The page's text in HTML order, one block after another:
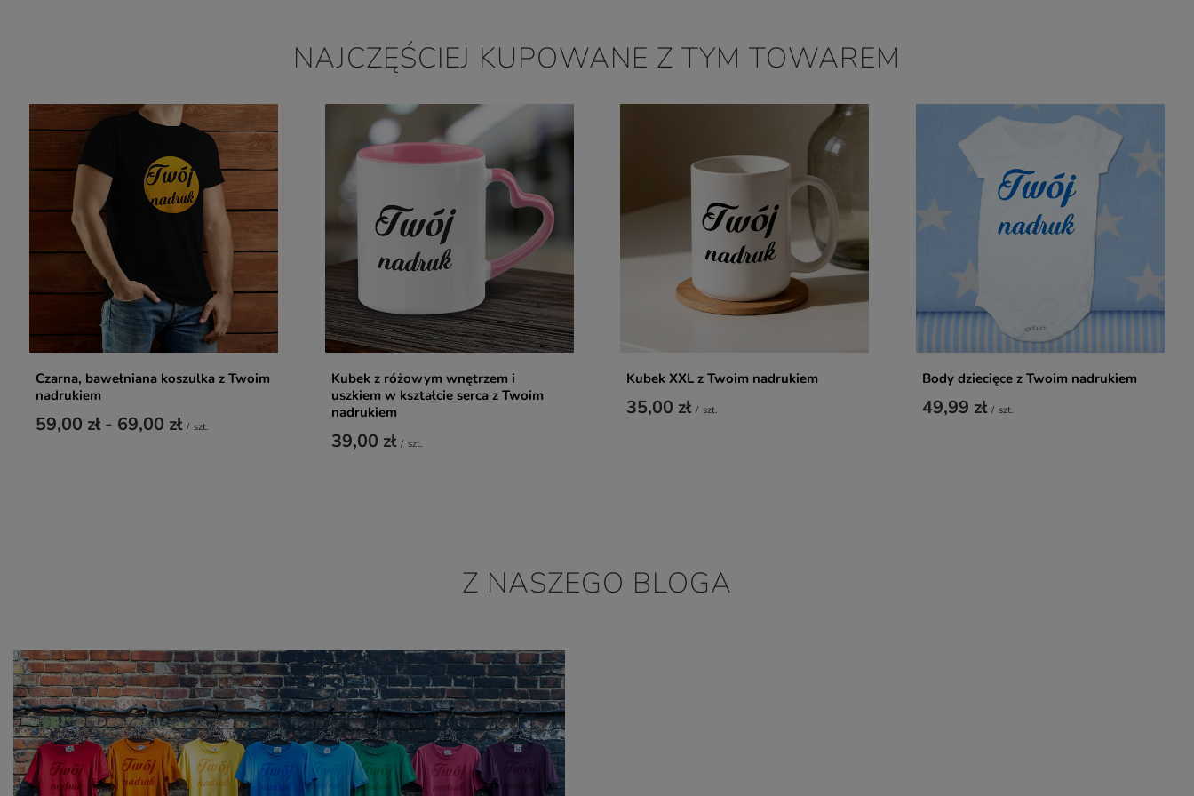
NAJCZĘŚCIEJ KUPOWANE Z TYM TOWAREM
Czarna, bawełniana koszulka z Twoim
nadrukiem
59,00 zł- 69,00 zł / szt.
Kubek z różowym wnętrzem i
uszkiem w kształcie serca z Twoim
nadrukiem
39,00 zł / szt.
Kubek XXL z Twoim nadrukiem
35,00 zł / szt.
Body dziecięce z Twoim nadrukiem
49,99 zł / szt.
Z NASZEGO BLOGA